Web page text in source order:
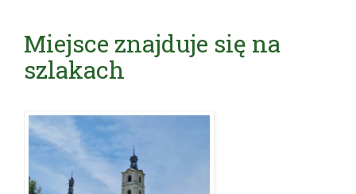
Miejsce znajduje się na
szlakach